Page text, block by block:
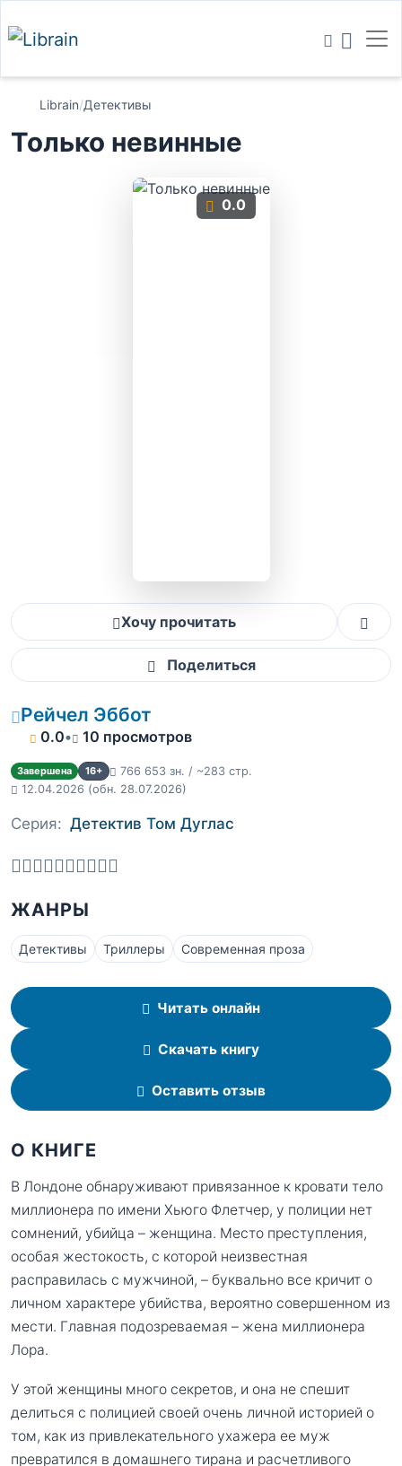
Librain/Детективы
Только невинные
0.0
Хочу прочитать
Поделиться
Рейчел Эббот
0.0• 10 просмотров
Завершена 16+
766 653 зн. / ~283 стр.
12.04.2026 (обн. 28.07.2026)
Серия: Детектив Том Дуглас
ЖАНРЫ
Детективы Триллеры Современная проза
Читать онлайн
Скачать книгу
Оставить отзыв
О КНИГЕ
В Лондоне обнаруживают привязанное к кровати тело
миллионера по имени Хьюго Флетчер, у полиции нет
сомнений, убийца – женщина. Место преступления,
особая жестокость, с которой неизвестная
расправилась с мужчиной, – буквально все кричит о
личном характере убийства, вероятно совершенном из
мести. Главная подозреваемая – жена миллионера
Лора.
У этой женщины много секретов, и она не спешит
делиться с полицией своей очень личной историей о
том, как из привлекательного ухажера ее муж
превратился в домашнего тирана и расчетливого